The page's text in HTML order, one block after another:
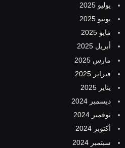
يوليو 2025
يونيو 2025
مايو 2025
أبريل 2025
مارس 2025
فبراير 2025
يناير 2025
ديسمبر 2024
نوفمبر 2024
أكتوبر 2024
سبتمبر 2024